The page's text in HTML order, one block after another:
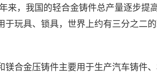
来，我国的轻合金铸件总产量逐步提
玩具、锁具，世界上约有三分之二
合金压铸件主要用于生产汽车铸件